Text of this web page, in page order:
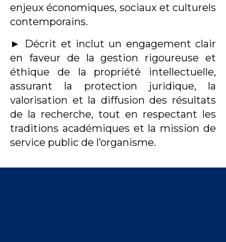
enjeux économiques, sociaux et culturels
contemporains.
► Décrit et inclut un engagement clair
en faveur de la gestion rigoureuse et
éthique de la propriété intellectuelle,
assurant la protection juridique, la
valorisation et la diffusion des résultats
de la recherche, tout en respectant les
traditions académiques et la mission de
service public de l’organisme.